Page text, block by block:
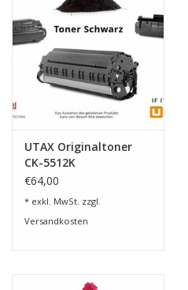
UTAX Originaltoner
CK-5512K
€64,00
* exkl. MwSt. zzgl.
Versandkosten